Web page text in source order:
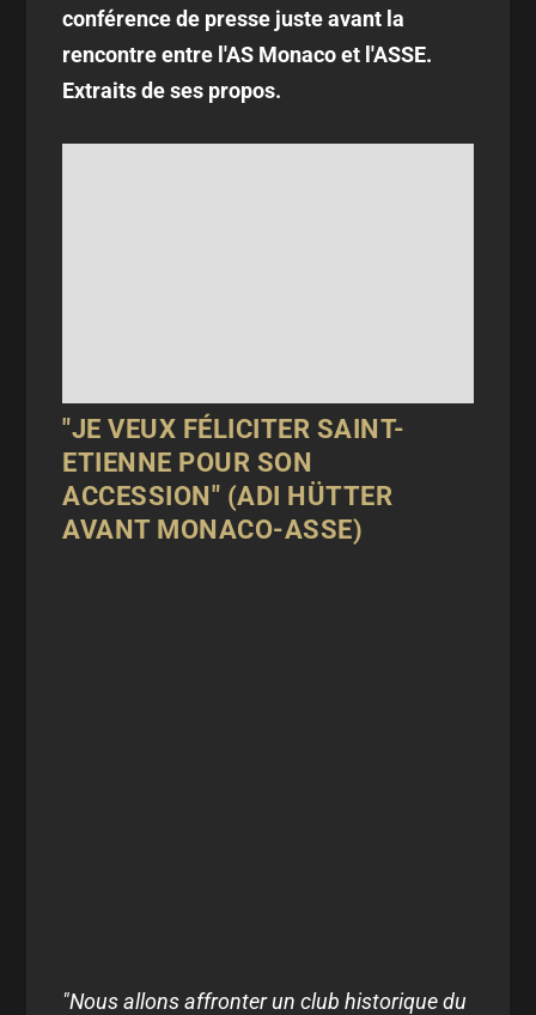
conférence de presse juste avant la
rencontre entre l'AS Monaco et l'ASSE.
Extraits de ses propos.
"JE VEUX FÉLICITER SAINT-
ETIENNE POUR SON
ACCESSION" (ADI HÜTTER
AVANT MONACO-ASSE)
"Nous allons affronter un club historique du